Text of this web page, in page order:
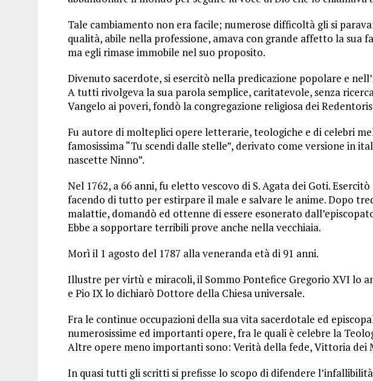
Tale cambiamento non era facile; numerose difficoltà gli si
qualità, abile nella professione, amava con grande affetto la sua
ma egli rimase immobile nel suo proposito.
Divenuto sacerdote, si esercitò nella predicazione popolare e
A tutti rivolgeva la sua parola semplice, caritatevole, senza
Vangelo ai poveri, fondò la congregazione religiosa dei
Fu autore di molteplici opere letterarie, teologiche e di celebri
famosissima “Tu scendi dalle stelle”, derivato come versione in
nascette Ninno”.
Nel 1762, a 66 anni, fu eletto vescovo di S. Agata dei Goti.
facendo di tutto per estirpare il male e salvare le anime. Dopo
malattie, domandò ed ottenne di essere esonerato
Ebbe a sopportare terribili prove anche nella vecchiaia.
Morì il 1 agosto del 1787 alla veneranda età di 91 anni.
Illustre per virtù e miracoli, il Sommo Pontefice Gregorio XVI lo
e Pio IX lo dichiarò Dottore della Chiesa universale.
Fra le continue occupazioni della sua vita sacerdotale ed
numerosissime ed importanti opere, fra le quali è celebre la
Altre opere meno importanti sono: Verità della fede, Vittoria dei
In quasi tutti gli scritti si prefisse lo scopo di difendere